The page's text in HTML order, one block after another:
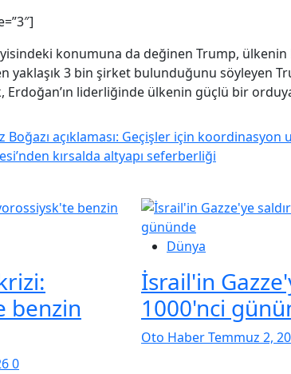
konumuna da değinen Trump,
yaklaşık 3 bin şirket bulunduğunu söyleyen
liderliğinde ülkenin güçlü bir
açıklaması: Geçişler için koordinasyon
kırsalda altyapı seferberliği
benzin
0
Dünya
İsrail'in
1000'nci
Oto HaberTemmuz 2,